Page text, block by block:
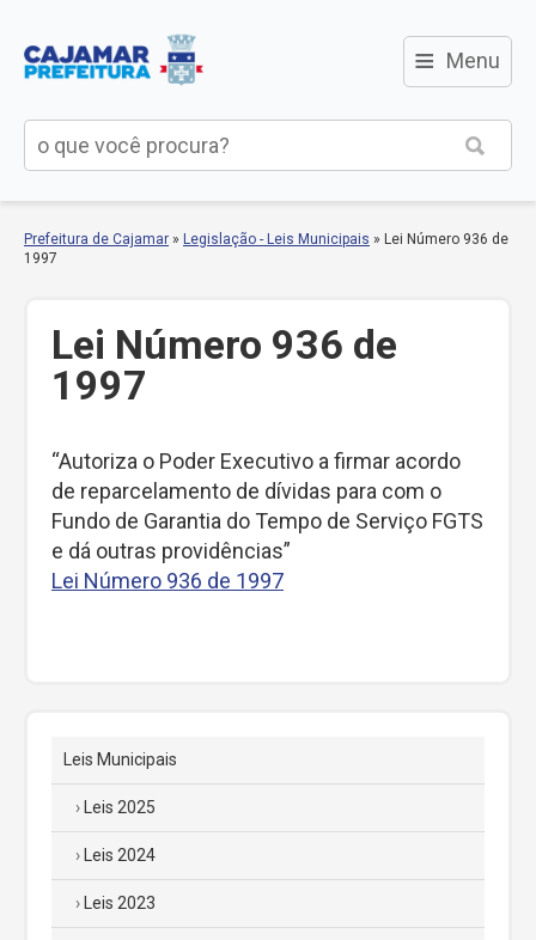
≡ Menu
Prefeitura de Cajamar » Legislação - Leis Municipais » Lei Número 936 de
1997
Lei Número 936 de
1997
“Autoriza o Poder Executivo a firmar acordo
de reparcelamento de dívidas para com o
Fundo de Garantia do Tempo de Serviço FGTS
e dá outras providências”
Lei Número 936 de 1997
Leis Municipais
Leis 2025
Leis 2024
Leis 2023